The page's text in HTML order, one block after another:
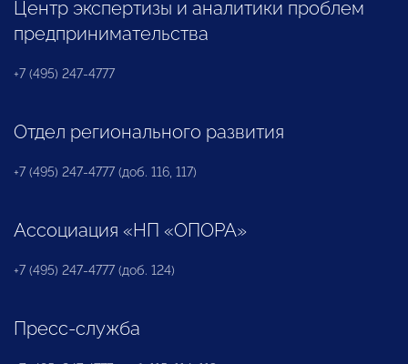
Центр экспертизы и аналитики проблем
предпринимательства
+7 (495) 247-4777
Отдел регионального развития
+7 (495) 247-4777 (доб. 116, 117)
Ассоциация «НП «ОПОРА»
+7 (495) 247-4777 (доб. 124)
Пресс-служба